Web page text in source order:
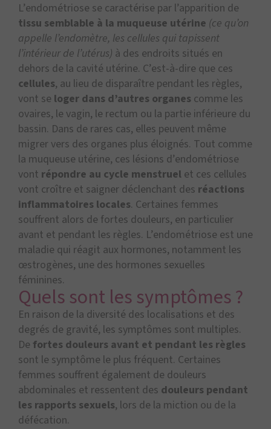
L’endométriose se caractérise par l’apparition de
tissu semblable à la muqueuse utérine (ce qu’on
appelle l’endomètre, les cellules qui tapissent
l’intérieur de l’utérus) à des endroits situés en
dehors de la cavité utérine. C’est-à-dire que ces
cellules, au lieu de disparaître pendant les règles,
vont se loger dans d’autres organes comme les
ovaires, le vagin, le rectum ou la partie inférieure du
bassin. Dans de rares cas, elles peuvent même
migrer vers des organes plus éloignés. Tout comme
la muqueuse utérine, ces lésions d’endométriose
vont répondre au cycle menstruel et ces cellules
vont croître et saigner déclenchant des réactions
inflammatoires locales. Certaines femmes
souffrent alors de fortes douleurs, en particulier
avant et pendant les règles. L’endométriose est une
maladie qui réagit aux hormones, notamment les
œstrogènes, une des hormones sexuelles
féminines.
Quels sont les symptômes ?
En raison de la diversité des localisations et des
degrés de gravité, les symptômes sont multiples.
De fortes douleurs avant et pendant les règles
sont le symptôme le plus fréquent. Certaines
femmes souffrent également de douleurs
abdominales et ressentent des douleurs pendant
les rapports sexuels, lors de la miction ou de la
défécation.